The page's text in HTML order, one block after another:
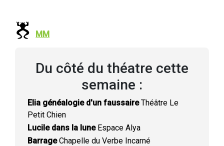
MM
Du côté du théatre cette
semaine :
Elia généalogie d'un faussaireThéâtre Le
Petit Chien
Lucile dans la luneEspace Alya
BarrageChapelle du Verbe Incarné